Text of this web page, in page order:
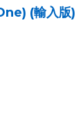
(輸入版)